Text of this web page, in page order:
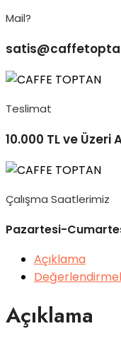
Mail?
Teslimat
10.000 TL ve
Çalışma Saatlerimiz
Pazartesi-
Açıklama
Açıklama